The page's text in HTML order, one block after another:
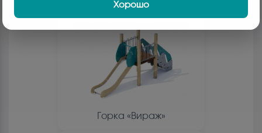
Горка «Вираж»
Хорошо